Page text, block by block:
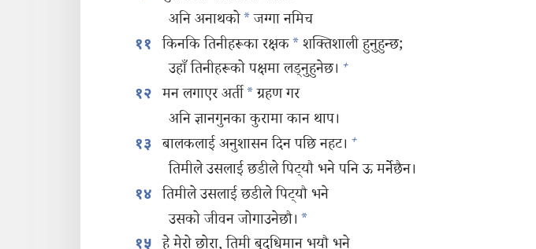
अनि अनाथको*जग्गा नमिच
११ किनकि तिनीहरूका रक्षक*शक्‍तिशाली हुनुहुन्छ;
उहाँ तिनीहरूको पक्षमा लड्‌नुहुनेछ। +
१२ मन लगाएर अर्ती*ग्रहण गर
अनि ज्ञानगुनका कुरामा कान थाप।
१३ बालकलाई अनुशासन दिन पछि नहट। +
तिमीले उसलाई छडीले पिट्‌यौ भने पनि ऊ मर्नेछैन।
१४ तिमीले उसलाई छडीले पिट्‌यौ भने
उसको जीवन जोगाउनेछौ। *
१५